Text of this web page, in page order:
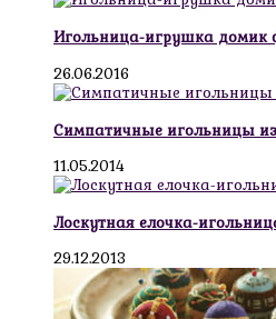
Игольница-игрушка домик
26.06.2016
Симпатичные игольницы
11.05.2014
Лоскутная елочка-
29.12.2013